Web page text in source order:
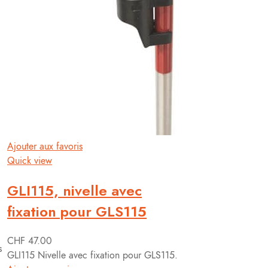
Ajouter aux favoris
Quick view
GLI115, nivelle avec
fixation pour GLS115
CHF 47.00
GLI115 Nivelle avec fixation pour GLS115.